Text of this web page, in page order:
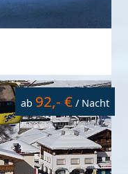
ab 92,- € / Nacht